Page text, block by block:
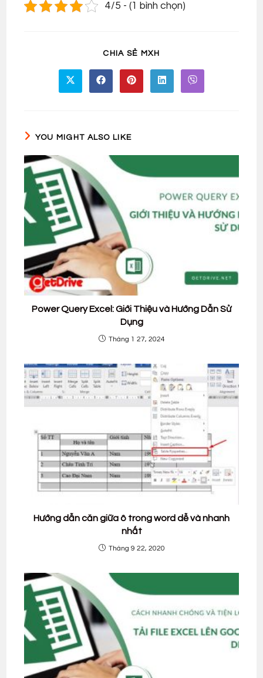
4/5 - (1 bình chọn)
CHIA SẺ MXH
CONTENT
Opens
in
Opens
in
Opens
in
Opens
in
Opens
in
YOU MIGHT ALSO LIKE
Power Query Excel: Giới Thiệu và Hướng Dẫn Sử
Dụng
Tháng 1 27, 2024
Hướng dẫn căn giữa ô trong word dễ và nhanh
nhất
Tháng 9 22, 2020